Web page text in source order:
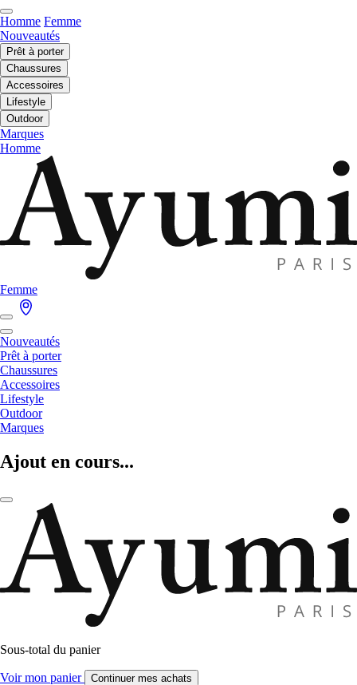
Homme Femme
Nouveautés
Prêt à porter
Chaussures
Accessoires
Lifestyle
Outdoor
Marques
Homme
Femme
Nouveautés
Prêt à porter
Chaussures
Accessoires
Lifestyle
Outdoor
Marques
Ajout en cours...
Sous-total du panier
Voir mon panier Continuer mes achats